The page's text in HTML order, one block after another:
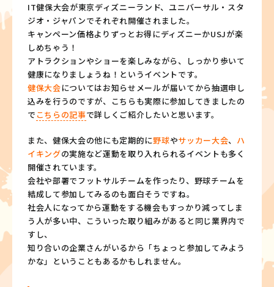
IT健保大会が東京ディズニーランド、ユニバーサル・スタ
ジオ・ジャパンでそれぞれ開催されました。
キャンペーン価格よりずっとお得にディズニーかUSJが楽
しめちゃう！
アトラクションやショーを楽しみながら、しっかり歩いて
健康になりましょうね！というイベントです。
健保大会についてはお知らせメールが届いてから抽選申し
込みを行うのですが、こちらも実際に参加してきましたの
で こちらの記事で詳しくご紹介したいと思います。
また、健保大会の他にも定期的に野球やサッカー大会、 ハ
イキングの実施など運動を取り入れられるイベントも多く
開催されています。
会社や部署でフットサルチームを作ったり、野球チームを
結成して参加してみるのも面白そうですね。
社会人になってから運動をする機会もすっかり減ってしま
う人が多い中、こういった取り組みがあると同じ業界内で
すし、
知り合いの企業さんがいるから「ちょっと参加してみよう
かな」ということもあるかもしれません。